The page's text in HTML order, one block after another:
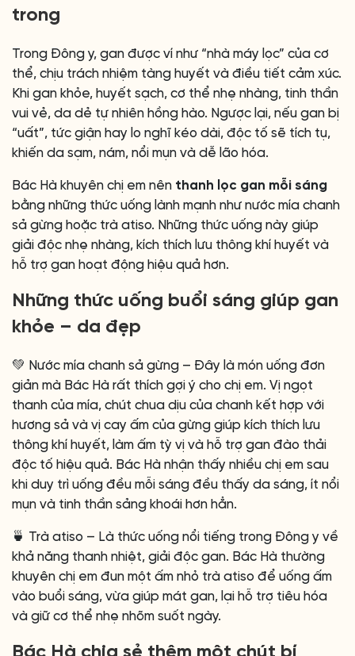
trong
Trong Đông y, gan được ví như “nhà máy lọc” của cơ
thể, chịu trách nhiệm tàng huyết và điều tiết cảm xúc.
Khi gan khỏe, huyết sạch, cơ thể nhẹ nhàng, tinh thần
vui vẻ, da dẻ tự nhiên hồng hào. Ngược lại, nếu gan bị
“uất”, tức giận hay lo nghĩ kéo dài, độc tố sẽ tích tụ,
khiến da sạm, nám, nổi mụn và dễ lão hóa.
Bác Hà khuyên chị em nên thanh lọc gan mỗi sáng
bằng những thức uống lành mạnh như nước mía chanh
sả gừng hoặc trà atiso. Những thức uống này giúp
giải độc nhẹ nhàng, kích thích lưu thông khí huyết và
hỗ trợ gan hoạt động hiệu quả hơn.
Những thức uống buổi sáng giúp gan
khỏe – da đẹp
💚 Nước mía chanh sả gừng – Đây là món uống đơn
giản mà Bác Hà rất thích gợi ý cho chị em. Vị ngọt
thanh của mía, chút chua dịu của chanh kết hợp với
hương sả và vị cay ấm của gừng giúp kích thích lưu
thông khí huyết, làm ấm tỳ vị và hỗ trợ gan đào thải
độc tố hiệu quả. Bác Hà nhận thấy nhiều chị em sau
khi duy trì uống đều mỗi sáng đều thấy da sáng, ít nổi
mụn và tinh thần sảng khoái hơn hẳn.
🍵 Trà atiso – Là thức uống nổi tiếng trong Đông y về
khả năng thanh nhiệt, giải độc gan. Bác Hà thường
khuyên chị em đun một ấm nhỏ trà atiso để uống ấm
vào buổi sáng, vừa giúp mát gan, lại hỗ trợ tiêu hóa
và giữ cơ thể nhẹ nhõm suốt ngày.